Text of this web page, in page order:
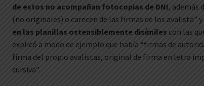
de estos no acompañan fotocopias de DNI, además
(no originales) o carecen de las firmas de los avalista” y
en las planillas ostensiblemente disímiles con las
explicó a modo de ejemplo que había “firmas de
firma del propio avalistas, original de firma en letra
cursiva”.